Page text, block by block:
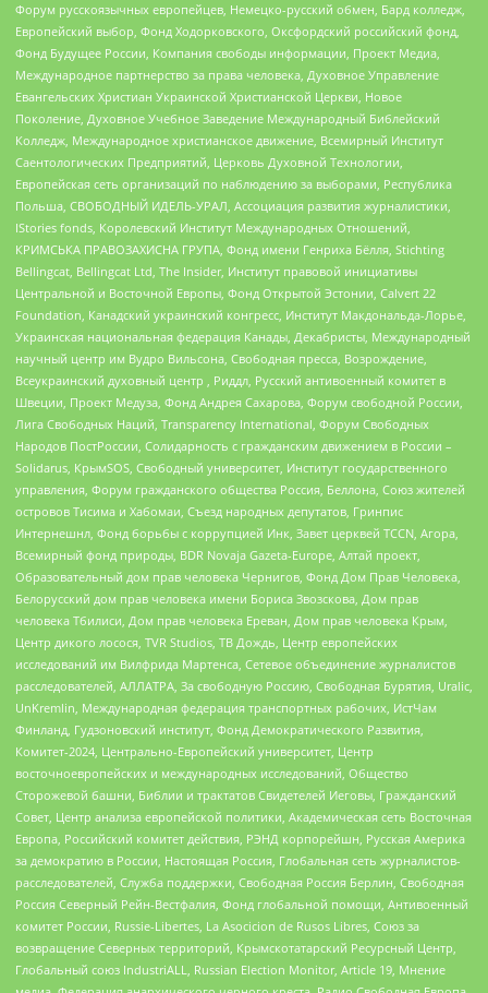
Форум русскоязычных европейцев, Немецко-русский обмен, Бард колледж,
Европейский выбор, Фонд Ходорковского, Оксфордский российский фонд,
Фонд Будущее России, Компания свободы информации, Проект Медиа,
Международное партнерство за права человека, Духовное Управление
Евангельских Христиан Украинской Христианской Церкви, Новое
Поколение, Духовное Учебное Заведение Международный Библейский
Колледж, Международное христианское движение, Всемирный Институт
Саентологических Предприятий, Церковь Духовной Технологии,
Европейская сеть организаций по наблюдению за выборами, Республика
Польша, СВОБОДНЫЙ ИДЕЛЬ-УРАЛ, Ассоциация развития журналистики,
IStories fonds, Королевский Институт Международных Отношений,
КРИМСЬКА ПРАВОЗАХИСНА ГРУПА, Фонд имени Генриха Бёлля, Stichting
Bellingcat, Bellingcat Ltd, The Insider, Институт правовой инициативы
Центральной и Восточной Европы, Фонд Открытой Эстонии, Calvert 22
Foundation, Канадский украинский конгресс, Институт Макдональда-Лорье,
Украинская национальная федерация Канады, Декабристы, Международный
научный центр им Вудро Вильсона, Свободная пресса, Возрождение,
Всеукраинский духовный центр , Риддл, Русский антивоенный комитет в
Швеции, Проект Медуза, Фонд Андрея Сахарова, Форум свободной России,
Лига Свободных Наций, Transparеncy International, Форум Свободных
Народов ПостРоссии, Солидарность с гражданским движением в России –
Solidarus, КрымSOS, Свободный университет, Институт государственного
управления, Форум гражданского общества Россия, Беллона, Союз жителей
островов Тисима и Хабомаи, Съезд народных депутатов, Гринпис
Интернешнл, Фонд борьбы с коррупцией Инк, Завет церквей TCCN, Агора,
Всемирный фонд природы, BDR Novaja Gazeta-Europe, Алтай проект,
Образовательный дом прав человека Чернигов, Фонд Дом Прав Человека,
Белорусский дом прав человека имени Бориса Звозскова, Дом прав
человека Тбилиси, Дом прав человека Ереван, Дом прав человека Крым,
Центр дикого лосося, TVR Studios, ТВ Дождь, Центр европейских
исследований им Вилфрида Мартенса, Сетевое объединение журналистов
расследователей, АЛЛАТРА, За свободную Россию, Свободная Бурятия, Uralic,
UnKremlin, Международная федерация транспортных рабочих, ИстЧам
Финланд, Гудзоновский институт, Фонд Демократического Развития,
Комитет-2024, Центрально-Европейский университет, Центр
восточноевропейских и международных исследований, Общество
Сторожевой башни, Библии и трактатов Свидетелей Иеговы, Гражданский
Совет, Центр анализа европейской политики, Академическая сеть Восточная
Европа, Российский комитет действия, РЭНД корпорейшн, Русская Америка
за демократию в России, Настоящая Россия, Глобальная сеть журналистов-
расследователей, Служба поддержки, Свободная Россия Берлин, Свободная
Россия Северный Рейн-Вестфалия, Фонд глобальной помощи, Антивоенный
комитет России, Russie-Libertes, La Asocicion de Rusos Libres, Союз за
возвращение Северных территорий, Крымскотатарский Ресурсный Центр,
Глобальный союз IndustriALL, Russian Election Monitor, Article 19, Мнение